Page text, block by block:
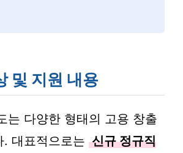
및 지원 내용
는 다양한 형태의 고용 창출
. 대표적으로는 신규 정규직